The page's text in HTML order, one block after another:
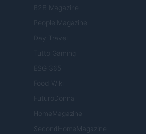
B2B Magazine
People Magazine
Day Travel
Tutto Gaming
ESG 365
Food Wiki
FuturoDonna
HomeMagazine
SecondHomeMagazine